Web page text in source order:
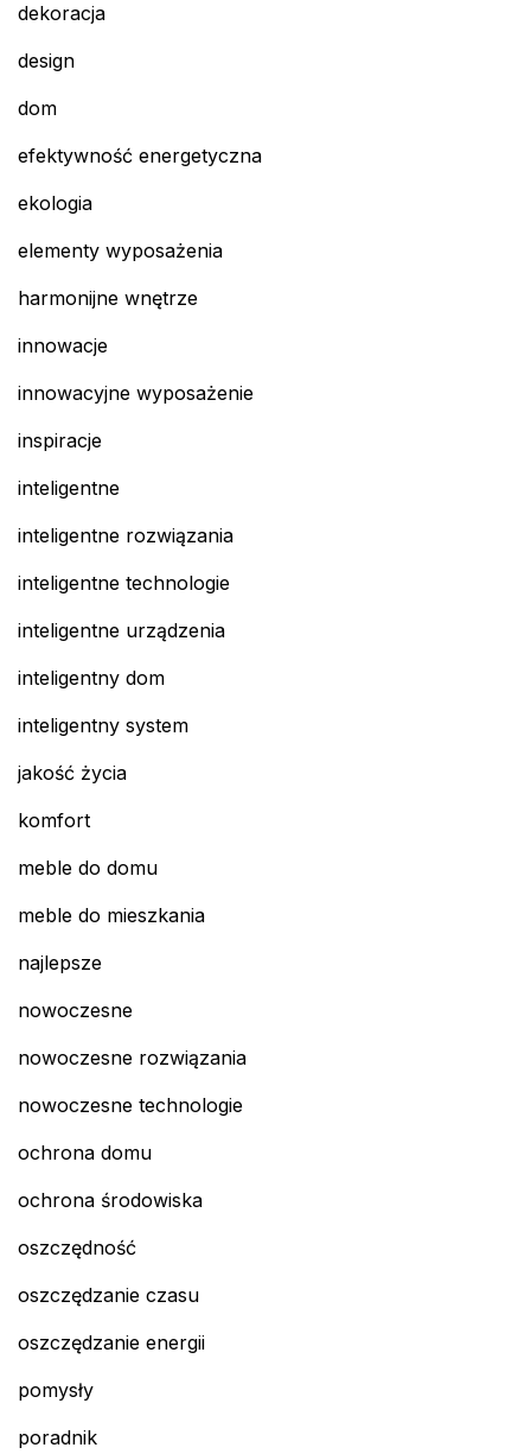
dekoracja
design
dom
efektywność energetyczna
ekologia
elementy wyposażenia
harmonijne wnętrze
innowacje
innowacyjne wyposażenie
inspiracje
inteligentne
inteligentne rozwiązania
inteligentne technologie
inteligentne urządzenia
inteligentny dom
inteligentny system
jakość życia
komfort
meble do domu
meble do mieszkania
najlepsze
nowoczesne
nowoczesne rozwiązania
nowoczesne technologie
ochrona domu
ochrona środowiska
oszczędność
oszczędzanie czasu
oszczędzanie energii
pomysły
poradnik